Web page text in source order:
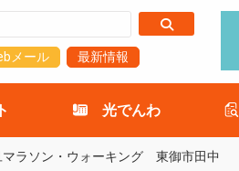
メール 最新情報
光でんわ
ラソン・ウォーキング 東御市田中